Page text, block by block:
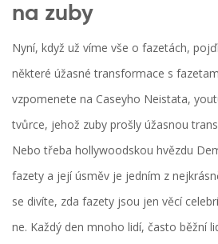
na zuby
Nyní, když už víme vše o fazetách,
některé úžasné transformace s
vzpomenete na Caseyho Neistata,
tvůrce, jehož zuby prošly úžasnou
Nebo třeba hollywoodskou hvězdu
fazety a její úsměv je jedním z
se divíte, zda fazety jsou jen věcí
ne. Každý den mnoho lidí, často běžní